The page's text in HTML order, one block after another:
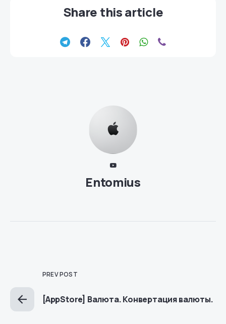
Share this article
Entomius
PREV POST
[AppStore] Валюта. Конвертация валюты.